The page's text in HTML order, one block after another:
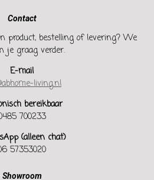
Contact
product, bestelling of levering? We
je graag verder.
E-mail
living.nl
bereikbaar
700233
(alleen chat)
57353020
Showroom